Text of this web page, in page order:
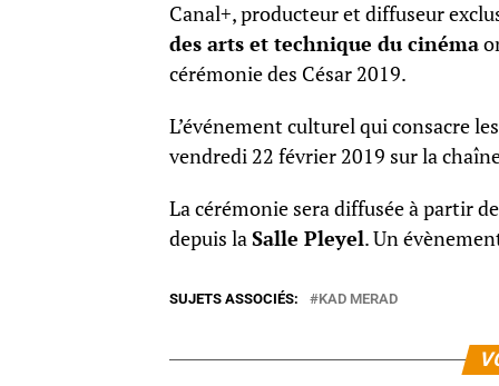
Canal+, producteur et diffuseur
des arts et technique du cinéma
cérémonie des César 2019.
L’événement culturel qui consacre
vendredi 22 février 2019 sur la
La cérémonie sera diffusée à partir
depuis laSalle Pleyel. Un
SUJETS ASSOCIÉS: KAD MERAD